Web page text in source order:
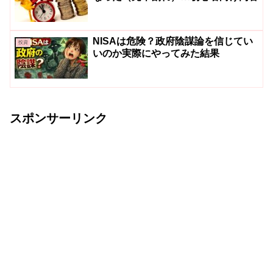
投資
NISAは危険？政府陰謀論を信じてい
いのか実際にやってみた結果
スポンサーリンク